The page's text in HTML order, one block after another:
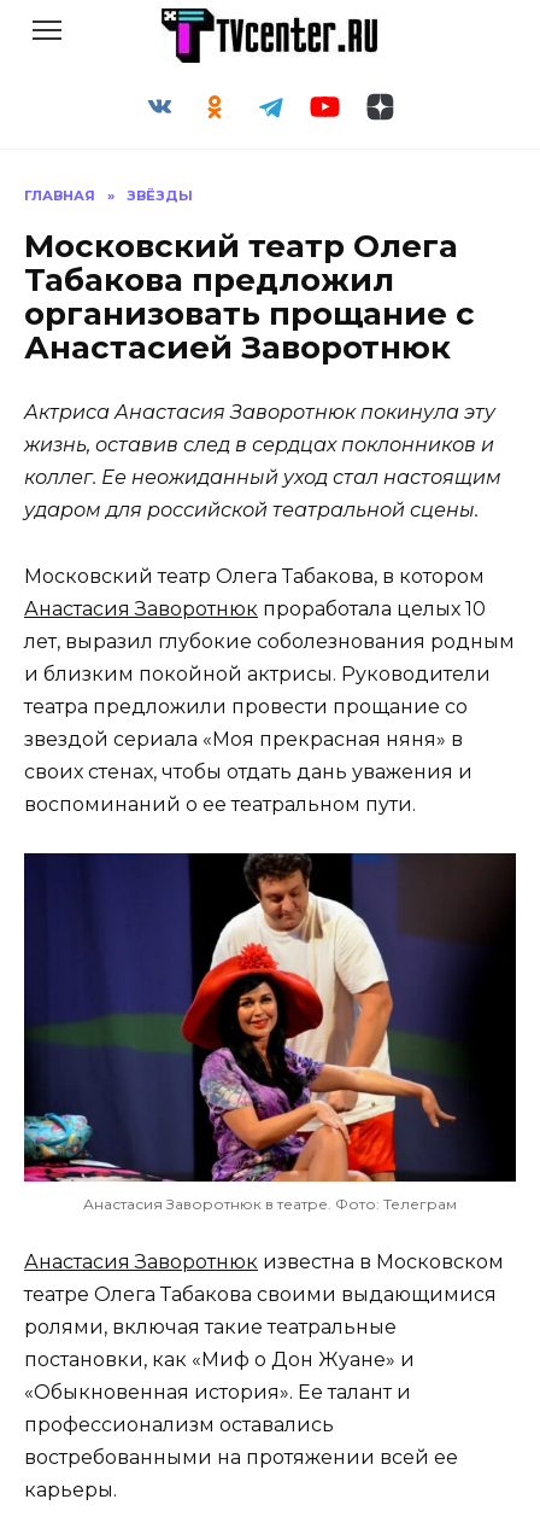
ГЛАВНАЯ » ЗВЁЗДЫ
Московский театр Олега
Табакова предложил
организовать прощание с
Анастасией Заворотнюк
Актриса Анастасия Заворотнюк покинула эту
жизнь, оставив след в сердцах поклонников и
коллег. Ее неожиданный уход стал настоящим
ударом для российской театральной сцены.
Московский театр Олега Табакова, в котором
Анастасия Заворотнюк проработала целых 10
лет, выразил глубокие соболезнования родным
и близким покойной актрисы. Руководители
театра предложили провести прощание со
звездой сериала «Моя прекрасная няня» в
своих стенах, чтобы отдать дань уважения и
воспоминаний о ее театральном пути.
Анастасия Заворотнюк в театре. Фото: Телеграм
Анастасия Заворотнюк известна в Московском
театре Олега Табакова своими выдающимися
ролями, включая такие театральные
постановки, как «Миф о Дон Жуане» и
«Обыкновенная история». Ее талант и
профессионализм оставались
востребованными на протяжении всей ее
карьеры.